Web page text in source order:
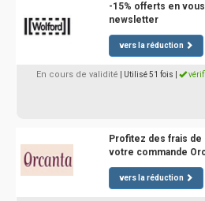
-15% offerts en
newsletter
vers la réduction
En cours de validité | Utilisé 51 fois
Profitez des frais
votre commande
vers la réduction